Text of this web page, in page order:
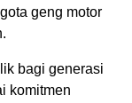
geng motor
bagi generasi
komitmen